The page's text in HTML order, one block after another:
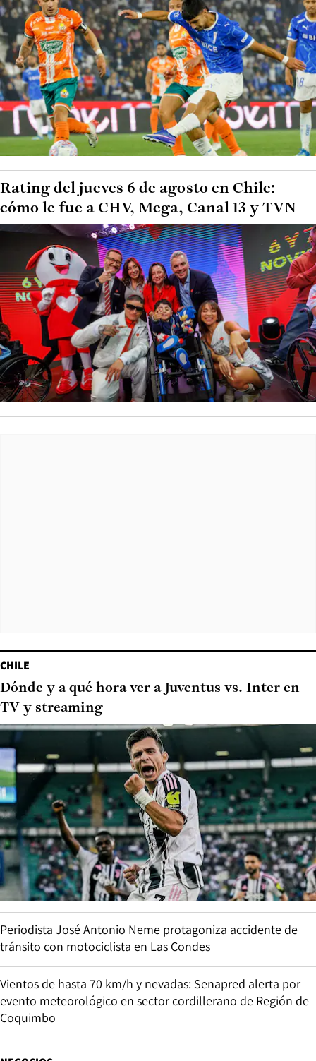
Rating del jueves 6 de agosto en Chile:
cómo le fue a CHV, Mega, Canal 13 y TVN
CHILE
Dónde y a qué hora ver a Juventus vs. Inter en
TV y streaming
Periodista José Antonio Neme protagoniza accidente de
tránsito con motociclista en Las Condes
Vientos de hasta 70 km/h y nevadas: Senapred alerta por
evento meteorológico en sector cordillerano de Región de
Coquimbo